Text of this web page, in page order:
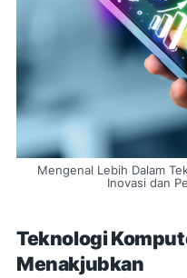
Mengenal Lebih Dalam
Inovasi dan
Teknologi
Menakjubkan